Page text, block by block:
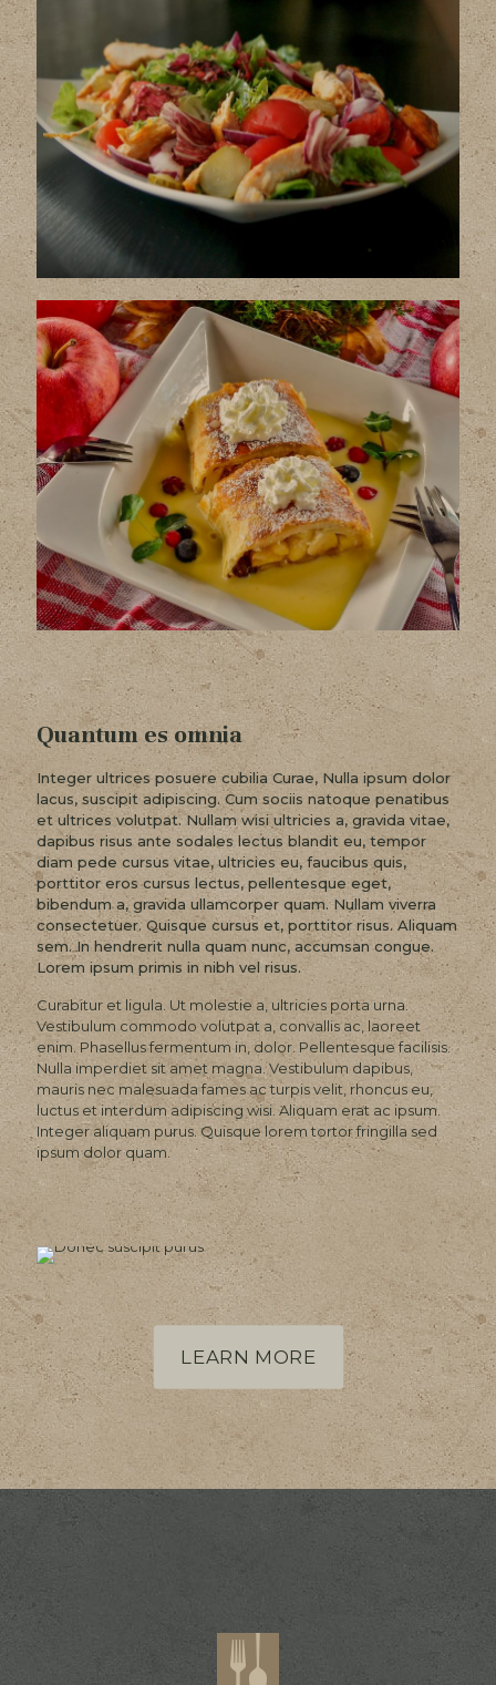
Quantum es omnia
Integer ultrices posuere cubilia Curae, Nulla ipsum dolor
lacus, suscipit adipiscing. Cum sociis natoque penatibus
et ultrices volutpat. Nullam wisi ultricies a, gravida vitae,
dapibus risus ante sodales lectus blandit eu, tempor
diam pede cursus vitae, ultricies eu, faucibus quis,
porttitor eros cursus lectus, pellentesque eget,
bibendum a, gravida ullamcorper quam. Nullam viverra
consectetuer. Quisque cursus et, porttitor risus. Aliquam
sem. In hendrerit nulla quam nunc, accumsan congue.
Lorem ipsum primis in nibh vel risus.
Curabitur et ligula. Ut molestie a, ultricies porta urna.
Vestibulum commodo volutpat a, convallis ac, laoreet
enim. Phasellus fermentum in, dolor. Pellentesque facilisis.
Nulla imperdiet sit amet magna. Vestibulum dapibus,
mauris nec malesuada fames ac turpis velit, rhoncus eu,
luctus et interdum adipiscing wisi. Aliquam erat ac ipsum.
Integer aliquam purus. Quisque lorem tortor fringilla sed
ipsum dolor quam.
LEARN MORE